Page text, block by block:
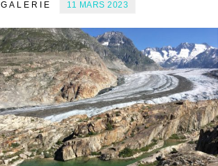
GALERIE 11 MARS 2023